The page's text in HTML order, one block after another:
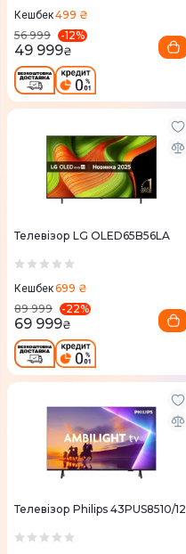
Кешбек499 ₴
56 999
-12%
49 999₴
Телевізор LG OLED65B56LA
Кешбек699 ₴
89 999
-22%
69 999₴
Телевізор Philips 43PUS8510/12